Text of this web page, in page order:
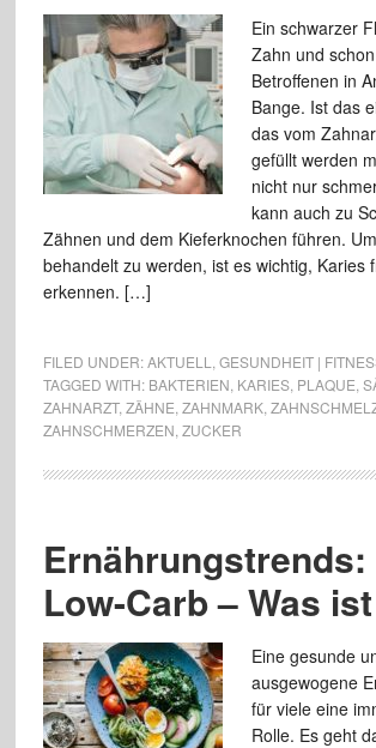
Ein schwarzer
Zahn und
Betroffenen in
Bange. Ist das
das vom
gefüllt werden
nicht nur
kann auch zu
Zähnen und dem Kieferknochen führen.
behandelt zu werden, ist es wichtig, Karies
erkennen. […]
FILED UNDER:AKTUELL
GESUNDHEIT |
TAGGED WITH: BAKTERIEN KARIES, PLAQUE
ZAHNARZT, ZÄHNE ZAHNMARK,
ZAHNSCHMERZEN ZUCKER
Ernährungstrends:
Low-Carb – Was
Eine gesunde
ausgewogene
für viele eine
Rolle. Es geht